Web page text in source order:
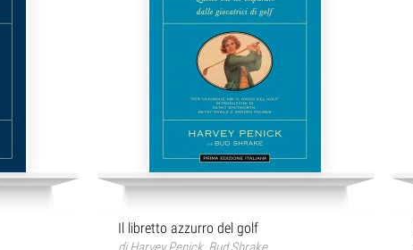
Il libretto azzurro del golf